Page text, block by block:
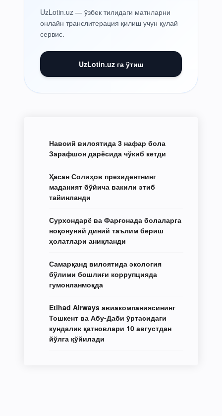
UzLotin.uz — ўзбек тилидаги матнларни
онлайн транслитерация қилиш учун қулай
сервис.
UzLotin.uz га ўтиш
Навоий вилоятида 3 нафар бола
Зарафшон дарёсида чўкиб кетди
Ҳасан Солиҳов президентнинг
маданият бўйича вакили этиб
тайинланди
Сурхондарё ва Фарғонада болаларга
ноқонуний диний таълим бериш
ҳолатлари аниқланди
Самарқанд вилоятида экология
бўлими бошлиғи коррупцияда
гумонланмоқда
Etihad Airways авиакомпаниясининг
Тошкент ва Абу-Даби ўртасидаги
кундалик қатновлари 10 августдан
йўлга қўйилади